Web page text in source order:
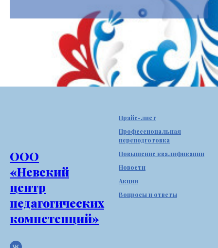
ООО
«Невский
центр
педагогических
компетенций»
Прайс-лист
Профессиональная
переподготовка
Повышение квалификации
Новости
Акции
Вопросы и ответы